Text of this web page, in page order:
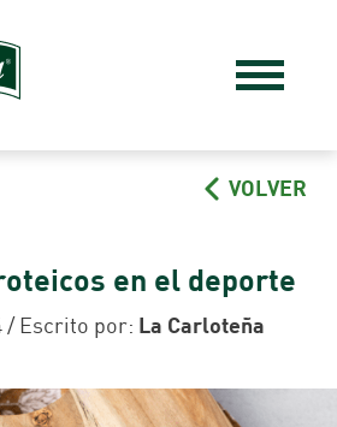
VOLVER
en el deporte
/ Escrito por: La Carloteña